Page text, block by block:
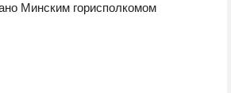
Минским горисполкомом